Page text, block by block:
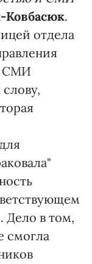
Ковбасюк.
отдела
СМИ
Дело в том,
смогла